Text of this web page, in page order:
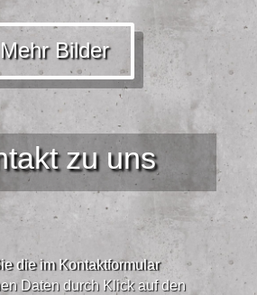
Mehr Bilder
zu uns
die im Kontaktformular
Daten durch Klick auf den